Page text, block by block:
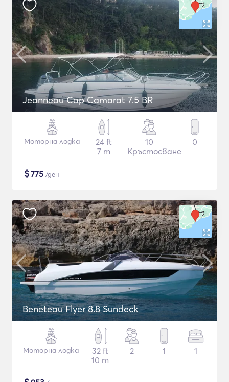
Jeanneau Cap Camarat 7.5 BR
Моторна лодка
24 ft
7 m
10
Кръстосване
0
$775 /ден
Beneteau Flyer 8.8 Sundeck
Моторна лодка
32 ft
10 m
2 1 1